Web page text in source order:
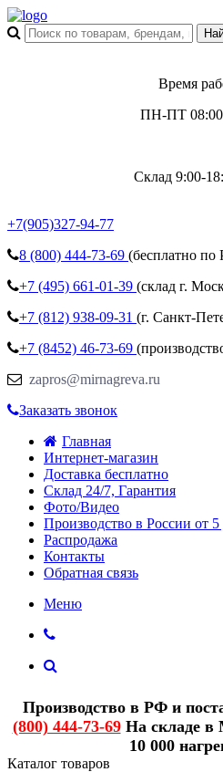
Время
ПН-ПТ 08:00
Склад 9:00-
+7(905)327-94-77
8 (800) 444-73-69 (бесплатно
+7 (495) 661-01-39 (склад г.
+7 (812) 938-09-31 (г. Санкт-
+7 (8452) 46-73-69
zapros@mirnagreva.ru
Заказать звонок
Главная
Интернет-магазин
Доставка бесплатно
Склад 24/7, Гарантия
Фото/Видео
Производство в России от 5
Распродажа
Контакты
Обратная связь
Меню
Производство в РФ и
(800) 444-73-69На складе в
10 000
Каталог товаров